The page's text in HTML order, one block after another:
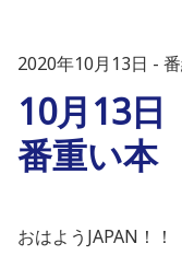
2020年10月13日
10月13日
番重い本
おはようJAPAN！！